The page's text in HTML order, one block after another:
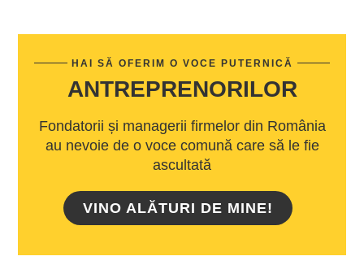
HAI SĂ OFERIM O VOCE PUTERNICĂ
ANTREPRENORILOR
Fondatorii și managerii firmelor din România
au nevoie de o voce comună care să le fie
ascultată
VINO ALĂTURI DE MINE!